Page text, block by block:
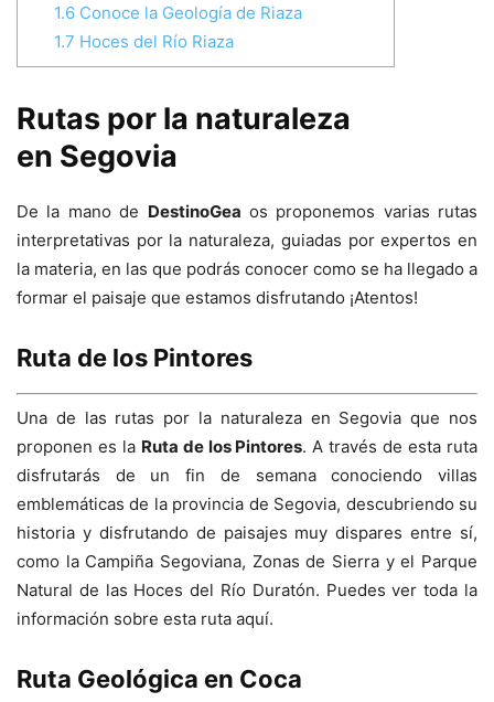
1.6Conoce la Geología de Riaza
1.7 Hoces del Río Riaza
Rutas por la naturaleza
en Segovia
De la mano de DestinoGea os proponemos varias rutas
interpretativas por la naturaleza, guiadas por expertos en
la materia, en las que podrás conocer como se ha llegado a
formar el paisaje que estamos disfrutando ¡Atentos!
Ruta de los Pintores
Una de las rutas por la naturaleza en Segovia que nos
proponen es la Ruta de los Pintores. A través de esta ruta
disfrutarás de un fin de semana conociendo villas
emblemáticas de la provincia de Segovia, descubriendo su
historia y disfrutando de paisajes muy dispares entre sí,
como la Campiña Segoviana, Zonas de Sierra y el Parque
Natural de las Hoces del Río Duratón. Puedes ver toda la
información sobre esta ruta aquí.
Ruta Geológica en Coca